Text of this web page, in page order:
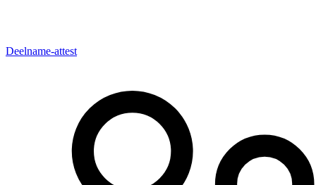
Deelname-attest